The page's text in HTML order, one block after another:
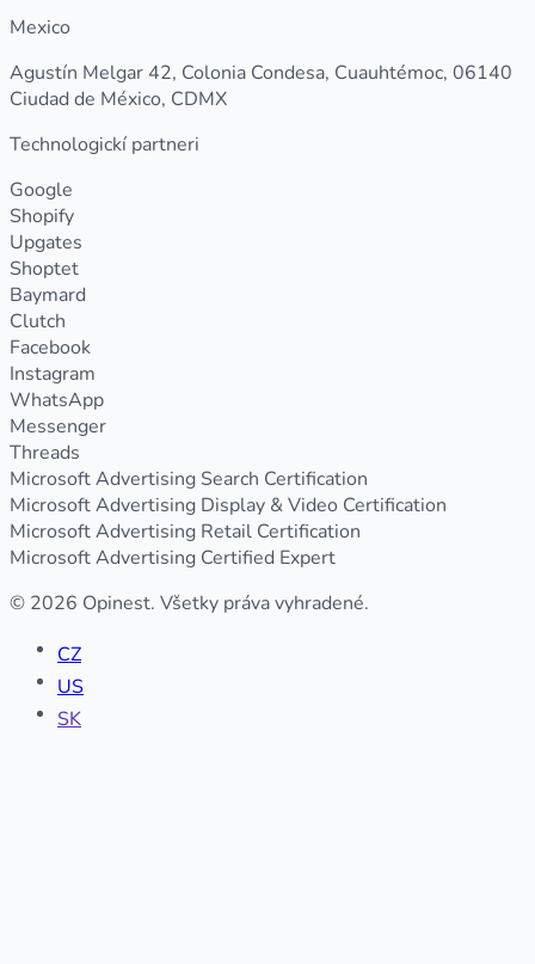
Mexico
Agustín Melgar 42, Colonia Condesa, Cuauhtémoc, 06140
Ciudad de México, CDMX
Technologickí partneri
Google
Shopify
Upgates
Shoptet
Baymard
Clutch
Facebook
Instagram
WhatsApp
Messenger
Threads
Microsoft Advertising Search Certification
Microsoft Advertising Display & Video Certification
Microsoft Advertising Retail Certification
Microsoft Advertising Certified Expert
© 2026 Opinest. Všetky práva vyhradené.
CZ
US
SK